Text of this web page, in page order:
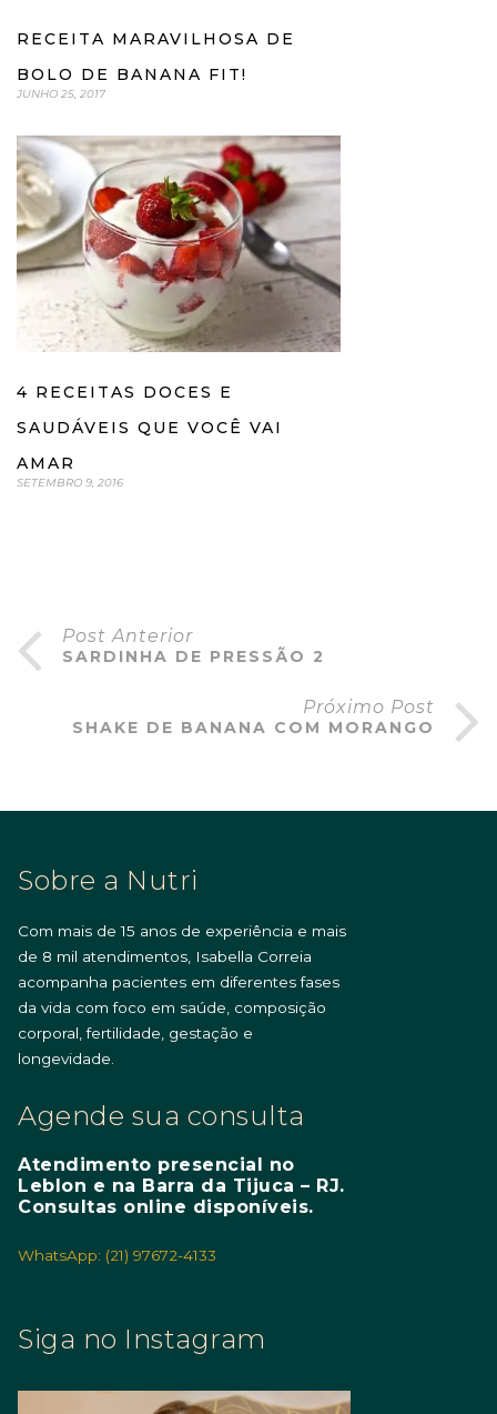
RECEITA MARAVILHOSA DE
BOLO DE BANANA FIT!
JUNHO 25, 2017
4 RECEITAS DOCES E
SAUDÁVEIS QUE VOCÊ VAI
AMAR
SETEMBRO 9, 2016
Post Anterior
SARDINHA DE PRESSÃO 2
Próximo Post
SHAKE DE BANANA COM MORANGO
Sobre a Nutri
Com mais de 15 anos de experiência e mais
de 8 mil atendimentos, Isabella Correia
acompanha pacientes em diferentes fases
da vida com foco em saúde, composição
corporal, fertilidade, gestação e
longevidade.
Agende sua consulta
Atendimento presencial no
Leblon e na Barra da Tijuca – RJ.
Consultas online disponíveis.
WhatsApp: (21) 97672-4133
Siga no Instagram